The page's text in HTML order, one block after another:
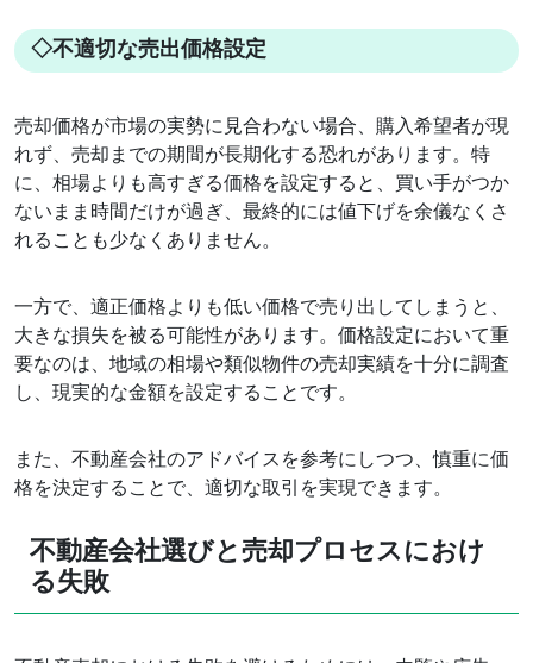
◇不適切な売出価格設定
売却価格が市場の実勢に見合わない場合、購入希望者が現
れず、売却までの期間が長期化する恐れがあります。特
に、相場よりも高すぎる価格を設定すると、買い手がつか
ないまま時間だけが過ぎ、最終的には値下げを余儀なくさ
れることも少なくありません。
一方で、適正価格よりも低い価格で売り出してしまうと、
大きな損失を被る可能性があります。価格設定において重
要なのは、地域の相場や類似物件の売却実績を十分に調査
し、現実的な金額を設定することです。
また、不動産会社のアドバイスを参考にしつつ、慎重に価
格を決定することで、適切な取引を実現できます。
不動産会社選びと売却プロセスにおけ
る失敗